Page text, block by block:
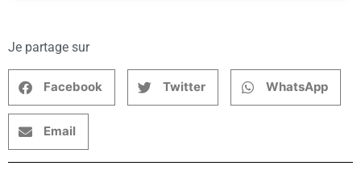
Je partage sur
Facebook Twitter WhatsApp
Email